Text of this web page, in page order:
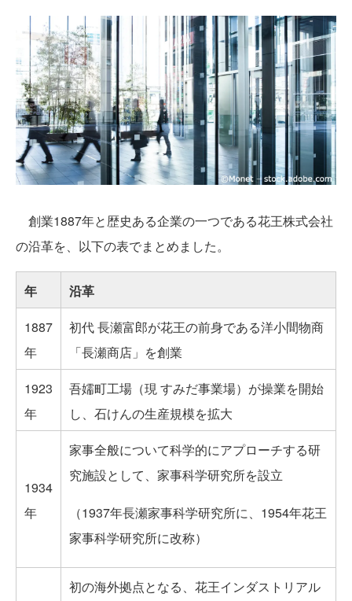
創業1887年と歴史ある企業の一つである花王株式会社
の沿革を、以下の表でまとめました。
年
沿革
1887
年
初代 長瀬富郎が花王の前身である洋小間物商
「長瀬商店」を創業
1923
年
吾嬬町工場（現 すみだ事業場）が操業を開始
し、石けんの生産規模を拡大
1934
年
家事全般について科学的にアプローチする研
究施設として、家事科学研究所を設立
（1937年長瀬家事科学研究所に、1954年花王
家事科学研究所に改称）
初の海外拠点となる、花王インダストリアル